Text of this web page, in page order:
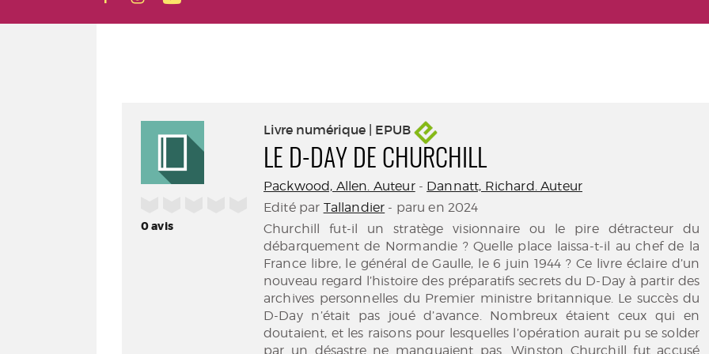
0avis
Livre numérique | EPUB
LE D-DAY DE CHURCHILL
Packwood, Allen. Auteur- Dannatt, Richard. Auteur
Edité par Tallandier - paru en 2024
Churchill fut-il un stratège visionnaire ou le pire détracteur du
débarquement de Normandie ? Quelle place laissa-t-il au chef de la
France libre, le général de Gaulle, le 6 juin 1944 ? Ce livre éclaire d’un
nouveau regard l’histoire des préparatifs secrets du D-Day à partir des
archives personnelles du Premier ministre britannique. Le succès du
D-Day n’était pas joué d’avance. Nombreux étaient ceux qui en
doutaient, et les raisons pour lesquelles l’opération aurait pu se solder
par un désastre ne manquaient pas. Winston Churchill fut accusé